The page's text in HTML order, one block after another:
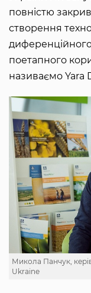
повністю
створення
поетапного
називаємо Yara
Микола Панчук,
Ukraine